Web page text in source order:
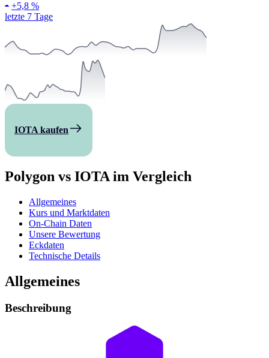
+5,8 %
letzte 7 Tage
IOTA kaufen
Polygon vs IOTA im Vergleich
Allgemeines
Kurs und Marktdaten
On-Chain Daten
Unsere Bewertung
Eckdaten
Technische Details
Allgemeines
Beschreibung